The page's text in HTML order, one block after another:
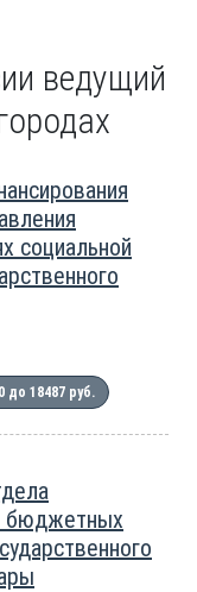
ведущий
социальной
до 18487 руб.
бюджетных